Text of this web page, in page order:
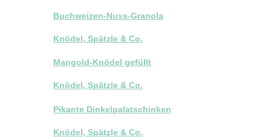
Buchweizen-Nuss-Granola
Knödel, Spätzle & Co.
Mangold-Knödel gefüllt
Knödel, Spätzle & Co.
Pikante Dinkelpalatschinken
Knödel, Spätzle & Co.